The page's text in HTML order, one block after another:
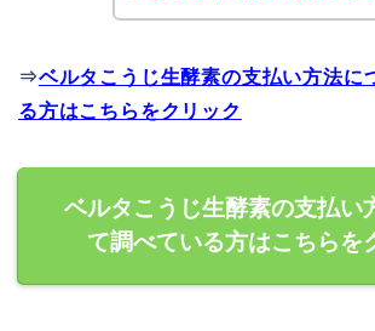
⇒ベルタこうじ生酵素の支払い方法に
る方はこちらをクリック
ベルタこうじ生酵素の支払い
て調べている方はこちらを